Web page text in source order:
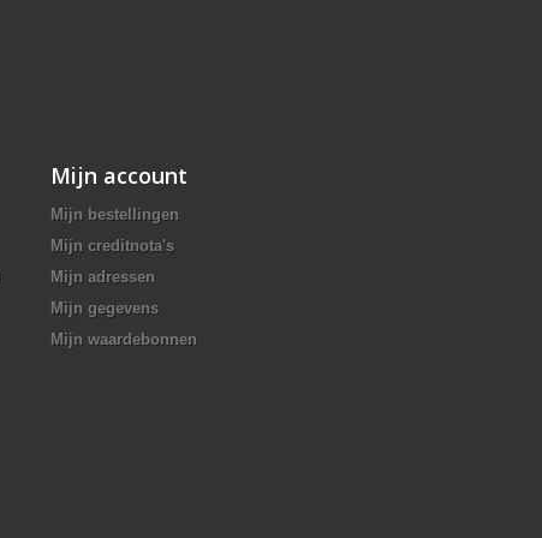
Mijn account
Mijn bestellingen
Mijn creditnota's
Mijn adressen
Mijn gegevens
Mijn waardebonnen